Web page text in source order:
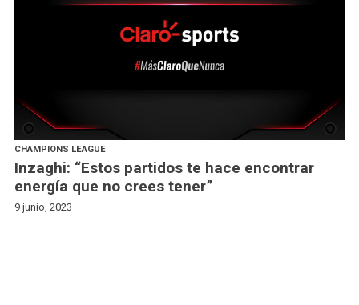
CHAMPIONS LEAGUE
Inzaghi: “Estos partidos te hace encontrar
energía que no crees tener”
9 junio, 2023